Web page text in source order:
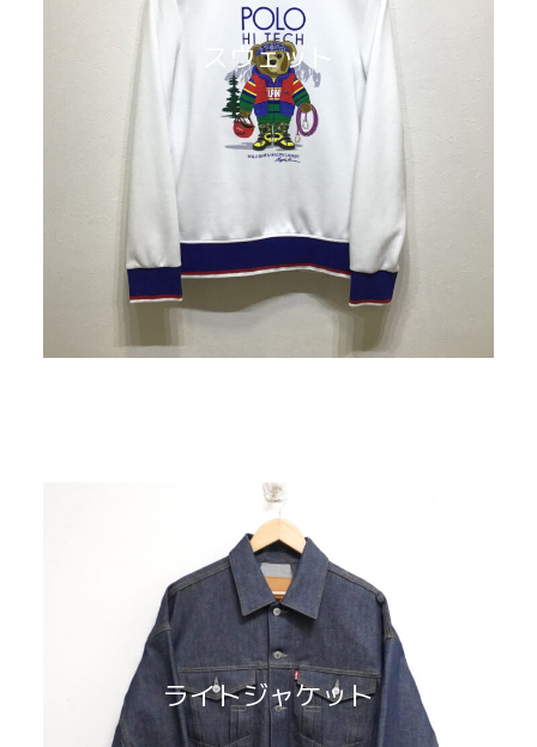
スウェット
ライトジャケット